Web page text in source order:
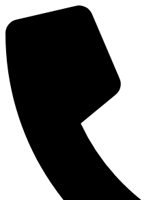
al
contenido